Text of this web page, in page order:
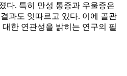
다. 특히 만성 통증과 우울증은
과도 잇따르고 있다. 이에 골관
한 연관성을 밝히는 연구의 필